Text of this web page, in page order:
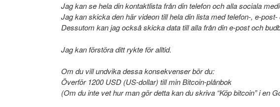
Jag kan se hela din kontaktlista från din telefon och alla sociala
Jag kan skicka den här videon till hela din lista med telefon-, e-
Dessutom kan jag också skicka data till alla från din e-post och
Jag kan förstöra ditt rykte för alltid.
Om du vill undvika dessa konsekvenser bör du:
Överför 1200 USD (US-dollar) till min Bitcoin-plånbok
(Om du inte vet hur man gör detta kan du skriva “Köp bitcoin” i en